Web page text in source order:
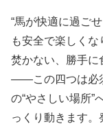
“馬が快適に過ご
も安全で楽しく
焚かない、勝手に
――この四つは必
の“やさしい場所”
っくり動きます